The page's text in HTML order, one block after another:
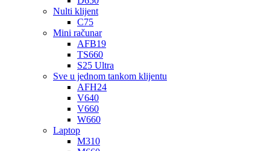
Nulti klijent
C75
Mini računar
AFB19
TS660
S25 Ultra
Sve u jednom tankom klijentu
AFH24
V640
V660
W660
Laptop
M310